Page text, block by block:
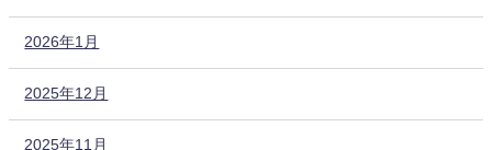
2026年1月
2025年12月
2025年11月